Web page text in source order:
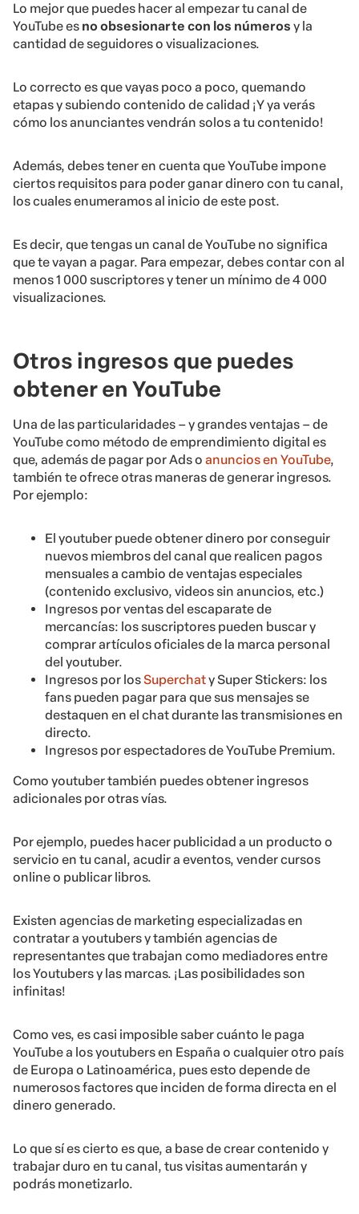
Lo mejor que puedes hacer al empezar tu canal de
YouTube es no obsesionarte con los números y la
cantidad de seguidores o visualizaciones.
Lo correcto es que vayas poco a poco, quemando
etapas y subiendo contenido de calidad ¡Y ya verás
cómo los anunciantes vendrán solos a tu contenido!
Además, debes tener en cuenta que YouTube impone
ciertos requisitos para poder ganar dinero con tu canal,
los cuales enumeramos al inicio de este post.
Es decir, que tengas un canal de YouTube no significa
que te vayan a pagar. Para empezar, debes contar con al
menos 1 000 suscriptores y tener un mínimo de 4 000
visualizaciones.
Otros ingresos que puedes
obtener en YouTube
Una de las particularidades – y grandes ventajas – de
YouTube como método de emprendimiento digital es
que, además de pagar por Ads o anuncios en YouTube,
también te ofrece otras maneras de generar ingresos.
Por ejemplo:
El youtuber puede obtener dinero por conseguir
nuevos miembros del canal que realicen pagos
mensuales a cambio de ventajas especiales
(contenido exclusivo, videos sin anuncios, etc.)
Ingresos por ventas del escaparate de
mercancías: los suscriptores pueden buscar y
comprar artículos oficiales de la marca personal
del youtuber.
Ingresos por losSuperchaty Super Stickers: los
fans pueden pagar para que sus mensajes se
destaquen en el chat durante las transmisiones en
directo.
Ingresos por espectadores de YouTube Premium.
Como youtuber también puedes obtener ingresos
adicionales por otras vías.
Por ejemplo, puedes hacer publicidad a un producto o
servicio en tu canal, acudir a eventos, vender cursos
online o publicar libros.
Existen agencias de marketing especializadas en
contratar a youtubers y también agencias de
representantes que trabajan como mediadores entre
los Youtubers y las marcas. ¡Las posibilidades son
infinitas!
Como ves, es casi imposible saber cuánto le paga
YouTube a los youtubers en España o cualquier otro país
de Europa o Latinoamérica, pues esto depende de
numerosos factores que inciden de forma directa en el
dinero generado.
Lo que sí es cierto es que, a base de crear contenido y
trabajar duro en tu canal, tus visitas aumentarán y
podrás monetizarlo.